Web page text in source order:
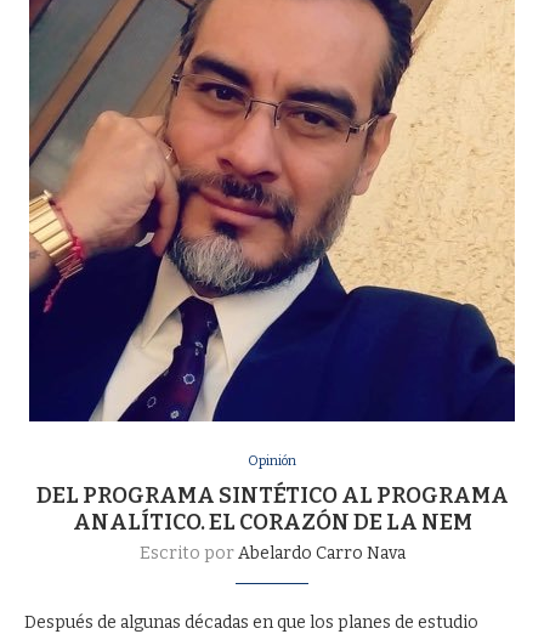
Opinión
DEL PROGRAMA SINTÉTICO AL PROGRAMA
ANALÍTICO. EL CORAZÓN DE LA NEM
Escrito porAbelardo Carro Nava
Después de algunas décadas en que los planes de estudio